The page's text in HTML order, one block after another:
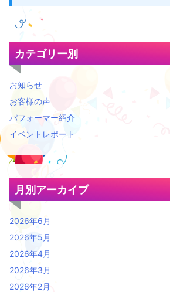
カテゴリー別
お知らせ
お客様の声
パフォーマー紹介
イベントレポート
月別アーカイブ
2026年6月
2026年5月
2026年4月
2026年3月
2026年2月